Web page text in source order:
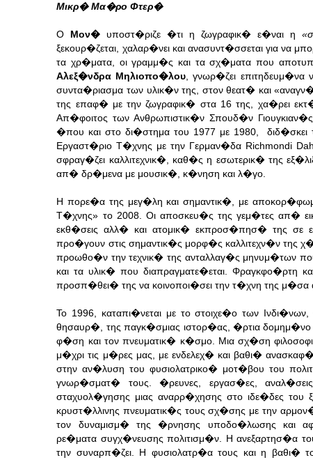
Μικρ� Μα�ρο Φτερ�
Ο Μον� υποστ�ριζε �τι η ζωγραφικ� ε�ναι η
ξεκουρ�ζεται, χαλαρ�νει και ανασυντ�σσεται για
τα χρ�ματα, οι γραμμ�ς και τα σχ�ματα που
Αλεξ�νδρα Μηλιοπο�λου , γνωρ�ζει
συντα�ριασμα των υλικ�ν της, στον θεατ� και
της επαφ� με την ζωγραφικ� στα 16 της, χα�ρει
Απ�φοιτος των Ανθρωπιστικ�ν Σπουδ�ν
�που και στο δι�στημα του 1977 με 1980,
Εργαστ�ριο Τ�χνης με την Γερμαν�δα Richmondi
σφραγ�ζει καλλιτεχνικ�, καθ�ς η εσωτερικ� της
απ� δρ�μενα με μουσικ�, κ�νηση και λ�γο.
Η πορε�α της μεγ�λη και σημαντικ�, με
Τ�χνης» το 2008. Οι αποσκευ�ς της γεμ�τες απ�
εκθ�σεις αλλ� και ατομικ� εκπροσ�πησ� της σε
προ�γουν στις σημαντικ�ς μορφ�ς καλλιτεχν�ν
προωθο�ν την τεχνικ� της ανταλλαγ�ς μηνυμ�των
και τα υλικ� που διαπραγματε�εται. Φραγκφο�ρτη
προσπ�θει� της να κοινοποι�σει την τ�χνη της
Το 1996, καταπι�νεται με το στοιχε�ο των Ινδι�νων,
θησαυρ�, της παγκ�σμιας ιστορ�ας, �ρτια δομημ�νο
φ�ση και τον πνευματικ� κ�σμο. Μια σχ�ση
μ�χρι τις μ�ρες μας, με ενδελεχ� και βαθι�
στην αν�λυση του φυσιολατρικο� μοτ�βου του
γνωρ�σματ� τους. �ρευνες, εργασ�ες,
σταχυολ�γησης μιας αναρρ�χησης στο ιδε�δες του
κρυστ�λλινης πνευματικ�ς τους σχ�σης με την
τον δυναμισμ� της �ρνησης υποδο�λωσης και
ρε�ματα συγχ�νευσης πολιτισμ�ν. Η ανεξαρτησ�α
την συναρπ�ζει. Η φυσιολατρ�α τους και η βαθι�